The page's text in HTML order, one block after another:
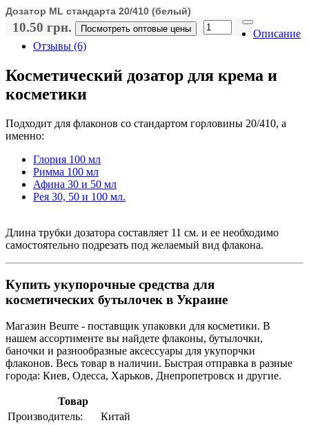
Дозатор ML стандарта 20/410 (белый)
10.50 грн. Посмотреть оптовые цены
Описание
Отзывы (6)
Косметический дозатор для крема и
косметики
Подходит для флаконов со стандартом горловины 20/410, а
именно:
Глория 100 мл
Римма 100 мл
Афина 30 и 50 мл
Рея 30, 50 и 100 мл.
Длина трубки дозатора составляет 11 см. и ее необходимо
самостоятельно подрезать под желаемый вид флакона.
Купить укупорочные средства для
косметических бутылочек в Украине
Магазин Beurre - поставщик упаковки для косметики. В
нашем ассортименте вы найдете флаконы, бутылочки,
баночки и разнообразные аксессуары для укупорчки
флаконов. Весь товар в наличии. Быстрая отправка в разные
города: Киев, Одесса, Харьков, Днепропетровск и другие.
Товар
Производитель:
Китай